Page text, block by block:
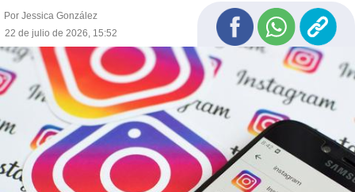
Por Jessica González
22 de julio de 2026, 15:52